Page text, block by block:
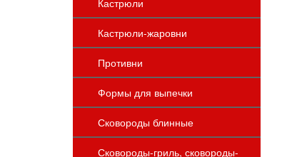
Кастрюли-жаровни
Противни
Формы для выпечки
Сковороды блинные
Сковороды-гриль, сковороды-